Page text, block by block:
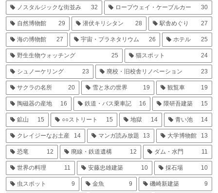
ノスタルジックな街並み 32 ロープウェイ・ケーブルカー 30
自然博物館 29 潜伏キリシタン 28 駅舎めぐり 27
海の博物館 27 宇宙・プラネタリウム 26 ホテル 25
野生生物ウォッチング 25 猫スポット 24
シュノーケリング 23 廃校・旧校舎リノベーション 23
サクラの名所 20 雪と氷の世界 19 観覧車 19
陶磁器の産地 16 鉄道・バス乗車記 16 隈研吾建築 15
鉱山 15 ○○ストリート 15 地獄 14 青い池 14
クレイジーなお土産 14 マンガ読み放題 13 大学博物館 13
恐竜 12 廃線・鉄道遺構 12 ダム・水門 11
世界の料理 11 安藤忠雄建築 10 採石場 10
虫スポット 9 金魚 9 磯崎新建築 9